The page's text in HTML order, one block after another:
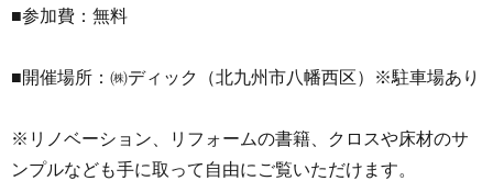
■参加費：無料
■開催場所：㈱ディック（北九州市八幡西区）※駐車場あり
※リノベーション、リフォームの書籍、クロスや床材のサ
ンプルなども手に取って自由にご覧いただけます。